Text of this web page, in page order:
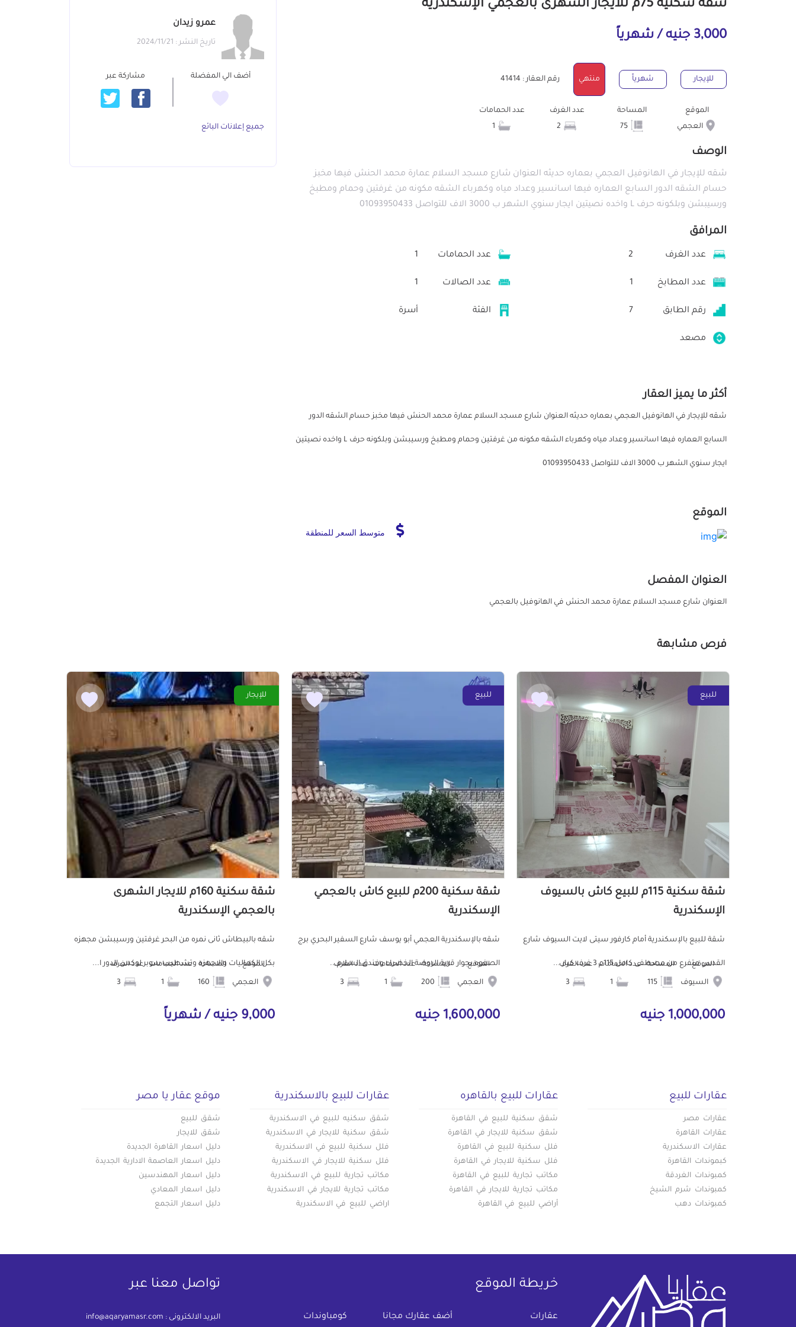
شقة سكنية 75م للايجار الشهرى بالعجمي الإسكندرية
3,000 جنيه / شهرياً
للإيجار شهرياً منتهي رقم العقار : 41414
الموقع
العجمي
المساحة
75
عدد الغرف
عدد الحمامات
الوصف
شقه للإيجار في الهانوفيل العجمي بعماره حديثه العنوان شارع مسجد السلام عمارة محمد الحنش فيها مخبز
حسام الشقه الدور السابع العماره فيها اسانسير وعداد مياه وكهرباء الشقه مكونه من غرفتين وحمام ومطبخ
ورسيبشن وبلكونه حرف L واخده نصيتين ايجار سنوي الشهر ب 3000 الاف للتواصل 01093950433
المرافق
عدد الغرف 2 عدد الحمامات 1
عدد المطابخ 1 عدد الصالات 1
رقم الطابق 7 الفئة أسرة
مصعد
أكثر ما يميز العقار
شقه للإيجار في الهانوفيل العجمي بعماره حديثه العنوان شارع مسجد السلام عمارة محمد الحنش فيها مخبز حسام الشقه الدور
السابع العماره فيها اسانسير وعداد مياه وكهرباء الشقه مكونه من غرفتين وحمام ومطبخ ورسيبشن وبلكونه حرف L واخده نصيتين
ايجار سنوي الشهر ب 3000 الاف للتواصل 01093950433
الموقع
متوسط السعر للمنطقة
العنوان المفصل
العنوان شارع مسجد السلام عمارة محمد الحنش في الهانوفيل بالعجمي
عمرو زيدان
تاريخ النشر : 2024/11/21
أضف الي المفضلة مشاركة عبر
جميع إعلانات البائع
فرص مشابهة
للبيع
شقة سكنية 115م للبيع كاش بالسيوف
الإسكندرية
شقة للبيع بالإسكندرية أمام كارفور سيتى لايت السيوف شارع
القدس متفرع من مصطفى كامل 115م 3 غرف كبار ...
الموقع
السيوف
المساحة عدد الحمامات عدد الغرف
1,000,000 جنيه
للبيع
شقة سكنية 200م للبيع كاش بالعجمي
الإسكندرية
شقه بالإسكندرية العجمي أبو يوسف شارع السفير البحري برج
الصفوه بجوار قرية الروضة الخضراء وفندق السلام...
الموقع
العجمي
المساحة عدد الحمامات عدد الغرف
1,600,000 جنيه
للإيجار
شقة سكنية 160م للايجار الشهرى
بالعجمي الإسكندرية
شقه بالبيطاش ثانى نمره من البحر غرفتين ورسيبشن مجهزه
بكل الكماليات والاجهزه وتشطيب سوبر لوكس الدور ا...
الموقع
العجمي
المساحة عدد الحمامات عدد الغرف
9,000 جنيه / شهرياً
عقارات للبيع
عقارات مصر
عقارات القاهرة
عقارات الاسكندرية
كبموندات القاهرة
كمبوندات الغردقة
كمبوندات شرم الشيخ
كمبوندات دهب
عقارات للبيع بالقاهره
شقق سكنية للبيع في القاهرة
شقق سكنية للايجار في القاهرة
فلل سكنية للبيع في القاهرة
فلل سكنية للايجار في القاهرة
مكاتب تجارية للبيع في القاهرة
مكاتب تجارية للايجار في القاهرة
أراضي للبيع في القاهرة
عقارات للبيع بالاسكندرية
شقق سكنيه للبيع في الاسكندرية
شقق سكنية للايجار في الاسكندرية
فلل سكنية للبيع في الاسكندرية
فلل سكنية للايجار في الاسكندرية
مكاتب تجارية للبيع في الاسكندرية
مكاتب تجارية للايجار في الاسكندرية
اراضي للبيع في الاسكندرية
موقع عقار يا مصر
شقق للبيع
شقق للايجار
دليل اسعار القاهرة الجديدة
دليل اسعار العاصمة الادارية الجديدة
دليل اسعار المهندسين
دليل اسعار المعادي
دليل اسعار التجمع
خريطة الموقع
عقارات أضف عقارك مجانا كومباوندات
تواصل معنا عبر
البريد الالكترونى : info@aqaryamasr.com